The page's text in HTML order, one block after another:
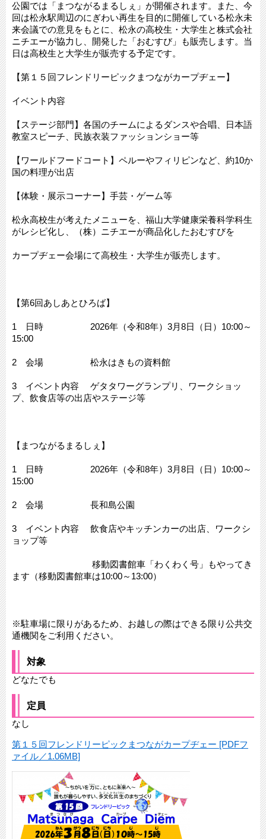
公園では「まつながるまるしぇ」が開催されます。また、今
回は松永駅周辺のにぎわい再生を目的に開催している松永未
来会議での意見をもとに、松永の高校生・大学生と株式会社
ニチエーが協力し、開発した「おむすび」も販売します。当
日は高校生と大学生が販売する予定です。
【第１５回フレンドリーピックまつながカープヂェー】
イベント内容
【ステージ部門】各国のチームによるダンスや合唱、日本語
教室スピーチ、民族衣装ファッションショー等
【ワールドフードコート】ペルーやフィリピンなど、約10か
国の料理が出店
【体験・展示コーナー】手芸・ゲーム等
松永高校生が考えたメニューを、福山大学健康栄養科学科生
がレシピ化し、（株）ニチエーが商品化したおむすびを
カープヂェー会場にて高校生・大学生が販売します。
【第6回あしあとひろば】
1 日時 2026年（令和8年）3月8日（日）10:00～
15:00
2 会場 松永はきもの資料館
3 イベント内容 ゲタタワーグランプリ、ワークショッ
プ、飲食店等の出店やステージ等
【まつながるまるしぇ】
1 日時 2026年（令和8年）3月8日（日）10:00～
15:00
2 会場 長和島公園
3 イベント内容 飲食店やキッチンカーの出店、ワークシ
ョップ等
移動図書館車「わくわく号」もやってき
ます（移動図書館車は10:00～13:00）
※駐車場に限りがあるため、お越しの際はできる限り公共交
通機関をご利用ください。
対象
どなたでも
定員
なし
第１５回フレンドリーピックまつながカープヂェー [PDFフ
ァイル／1.06MB]